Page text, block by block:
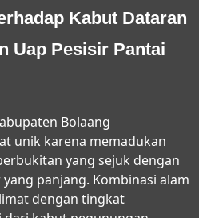
Kabut Dataran
Uap Pesisir Pantai
Bolaang
unik karena memadukan
yang sejuk dengan
panjang. Kombinasi alam
dengan tingkat